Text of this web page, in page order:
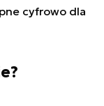
cyfrowo dla